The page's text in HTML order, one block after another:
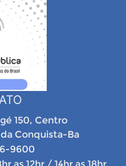
150, Centro
Conquista-Ba
9600
as 12hr / 14hr as 18hr